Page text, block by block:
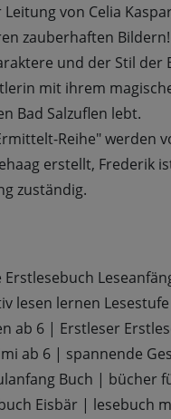
von Celia
zauberhaften Bildern!
und der Stil der
mit ihrem
Bad Salzuflen lebt.
Reihe" werden
erstellt, Frederik
zuständig.
lesen lernen
ab 6| Erstleser
ab 6| spannende
Buch | bücher
Eisbär| lesebuch